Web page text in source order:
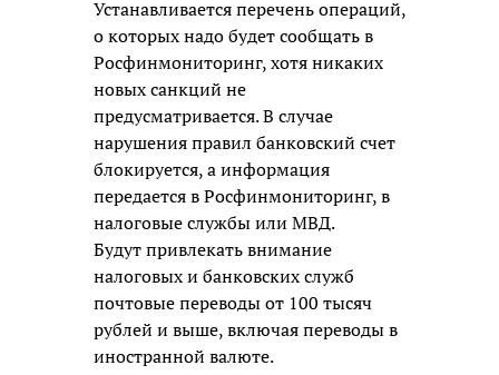
Устанавливается перечень операций,
о которых надо будет сообщать в
Росфинмониторинг, хотя никаких
новых санкций не
предусматривается. В случае
нарушения правил банковский счет
блокируется, а информация
передается в Росфинмониторинг, в
налоговые службы или МВД.
Будут привлекать внимание
налоговых и банковских служб
почтовые переводы от 100 тысяч
рублей и выше, включая переводы в
иностранной валюте.